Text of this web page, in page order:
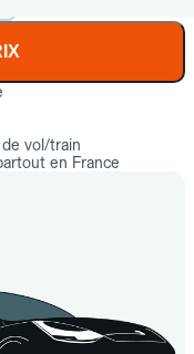
vol/train
en France